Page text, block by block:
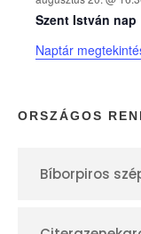
n
a
p
Szent István nap
Naptár
ORSZÁGOS
Bíborpiros